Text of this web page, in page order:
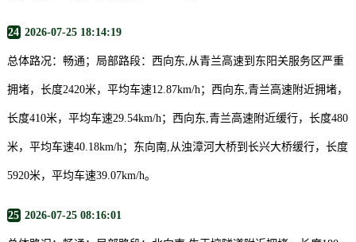
24 2026-07-25 18:14:19
总体路况：畅通；局部路段：西向东,从青兰高速到东阳关服务区严重
拥堵，长度2420米，平均车速12.87km/h；西向东,青兰高速附近拥堵，
长度410米，平均车速29.54km/h；西向东,青兰高速附近缓行，长度480
米，平均车速40.18km/h；东向南,从浊漳河大桥到长兴大桥缓行，长度
5920米，平均车速39.07km/h。
25 2026-07-25 08:16:01